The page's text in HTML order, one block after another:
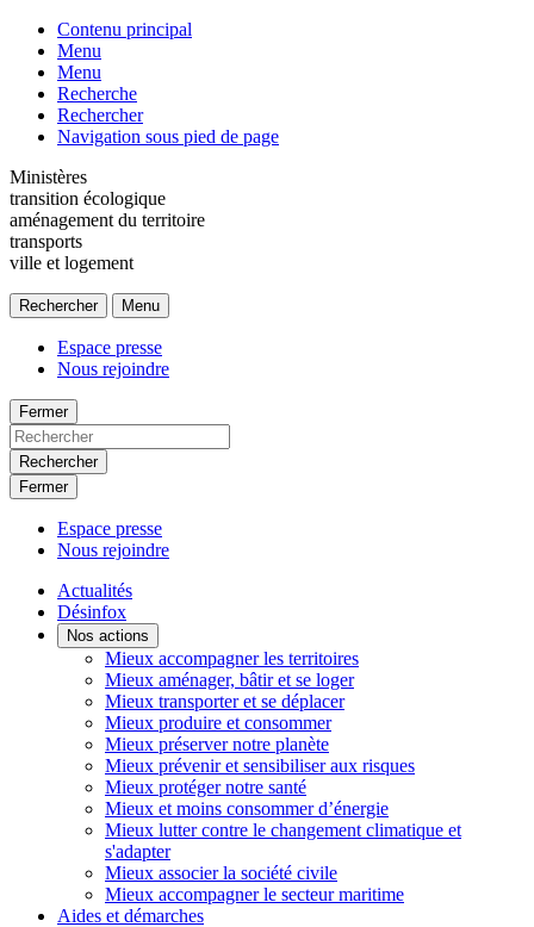
Contenu principal
Menu
Menu
Recherche
Rechercher
Navigation sous pied de page
Ministères
transition écologique
aménagement du territoire
transports
ville et logement
Rechercher Menu
Espace presse
Nous rejoindre
Fermer
Rechercher
Fermer
Espace presse
Nous rejoindre
Actualités
Désinfox
Nos actions
Mieux accompagner les territoires
Mieux aménager, bâtir et se loger
Mieux transporter et se déplacer
Mieux produire et consommer
Mieux préserver notre planète
Mieux prévenir et sensibiliser aux risques
Mieux protéger notre santé
Mieux et moins consommer d’énergie
Mieux lutter contre le changement climatique et
s'adapter
Mieux associer la société civile
Mieux accompagner le secteur maritime
Aides et démarches